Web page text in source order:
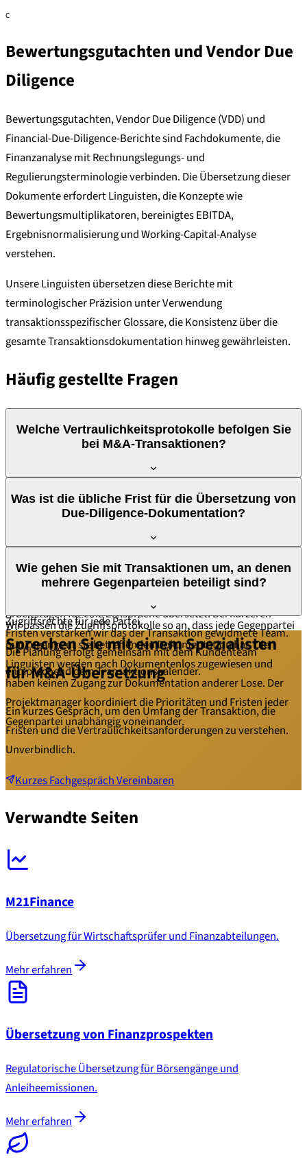
C
Bewertungsgutachten und Vendor Due
Diligence
Bewertungsgutachten, Vendor Due Diligence (VDD) und
Financial-Due-Diligence-Berichte sind Fachdokumente, die
Finanzanalyse mit Rechnungslegungs- und
Regulierungsterminologie verbinden. Die Übersetzung dieser
Dokumente erfordert Linguisten, die Konzepte wie
Bewertungsmultiplikatoren, bereinigtes EBITDA,
Ergebnisnormalisierung und Working-Capital-Analyse
verstehen.
Unsere Linguisten übersetzen diese Berichte mit
terminologischer Präzision unter Verwendung
transaktionsspezifischer Glossare, die Konsistenz über die
gesamte Transaktionsdokumentation hinweg gewährleisten.
Häufig gestellte Fragen
Welche Vertraulichkeitsprotokolle befolgen Sie
bei M&A-Transaktionen?
Alle Linguisten unterzeichnen transaktionsspezifische NDAs.
Dateien werden ausschließlich über verschlüsselte Kanäle
übertragen, die Zugriffsrechte sind eingeschränkt und
nachverfolgbar, und die Daten werden nach Projektabschluss
aus unseren Systemen gelöscht. Bei Transaktionen mit
mehreren Gegenparteien verwalten wir separate
Zugriffsrechte für jede Partei.
Was ist die übliche Frist für die Übersetzung von
Due-Diligence-Dokumentation?
Dokumentation ab. Als Richtwert: Ein Data Room mit 500
Seiten Dokumentation wird in der Regel innerhalb von 10 bis 15
Arbeitstagen für eine Zielsprache übersetzt. Bei kürzeren
Fristen verstärken wir das der Transaktion gewidmete Team.
Die Planung erfolgt gemeinsam mit dem Kundenteam
entsprechend dem Transaktionskalender.
Wie gehen Sie mit Transaktionen um, an denen
mehrere Gegenparteien beteiligt sind?
Wir passen die Zugriffsprotokolle so an, dass jede Gegenpartei
nur Zugang zur sie betreffenden Dokumentation hat. Die
Linguisten werden nach Dokumentenlos zugewiesen und
haben keinen Zugang zur Dokumentation anderer Lose. Der
Projektmanager koordiniert die Prioritäten und Fristen jeder
Gegenpartei unabhängig voneinander.
Sprechen Sie mit einem Spezialisten
für M&A-Übersetzung
Ein kurzes Gespräch, um den Umfang der Transaktion, die
Fristen und die Vertraulichkeitsanforderungen zu verstehen.
Unverbindlich.
Kurzes Fachgespräch Vereinbaren
Verwandte Seiten
M21Finance
Übersetzung für Wirtschaftsprüfer und Finanzabteilungen.
Mehr erfahren
Übersetzung von Finanzprospekten
Regulatorische Übersetzung für Börsengänge und
Anleiheemissionen.
Mehr erfahren